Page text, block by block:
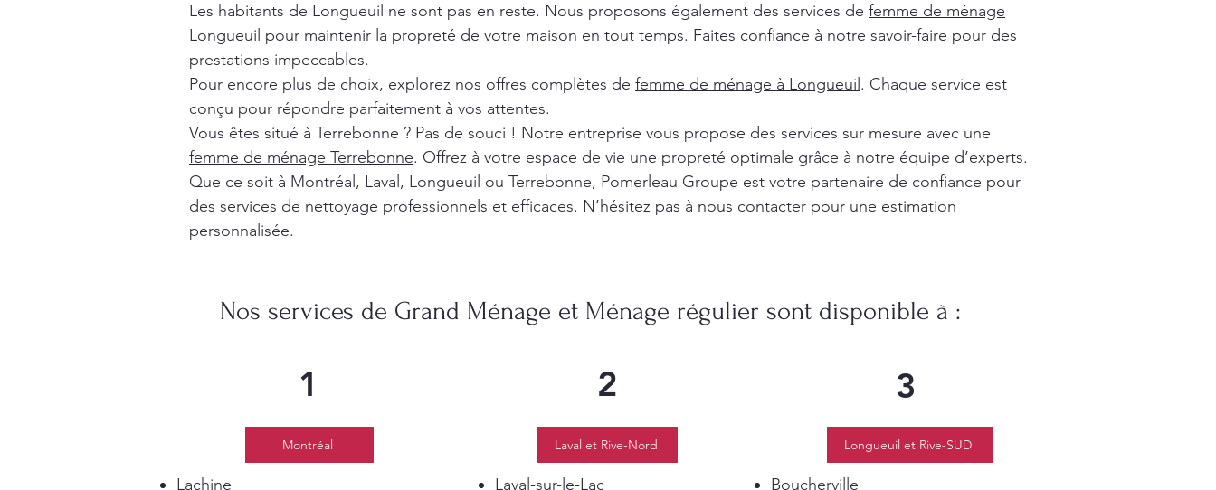
Les habitants de Longueuil ne sont pas en reste. Nous proposons également des services de femme de ménage
Longueuil pour maintenir la propreté de votre maison en tout temps. Faites confiance à notre savoir-faire pour des
prestations impeccables.
Pour encore plus de choix, explorez nos offres complètes de femme de ménage à Longueuil . Chaque service est
conçu pour répondre parfaitement à vos attentes.
Vous êtes situé à Terrebonne ? Pas de souci ! Notre entreprise vous propose des services sur mesure avec une
femme de ménage Terrebonne. Offrez à votre espace de vie une propreté optimale grâce à notre équipe d’experts.
Que ce soit à Montréal, Laval, Longueuil ou Terrebonne, Pomerleau Groupe est votre partenaire de confiance pour
des services de nettoyage professionnels et efficaces. N’hésitez pas à nous contacter pour une estimation
personnalisée.
Nos services de Grand Ménage et Ménage régulier sont disponible à :
1
Montréal
Lachine
2
Laval et Rive-Nord
Laval-sur-le-Lac
3
Longueuil et Rive-SUD
Boucherville